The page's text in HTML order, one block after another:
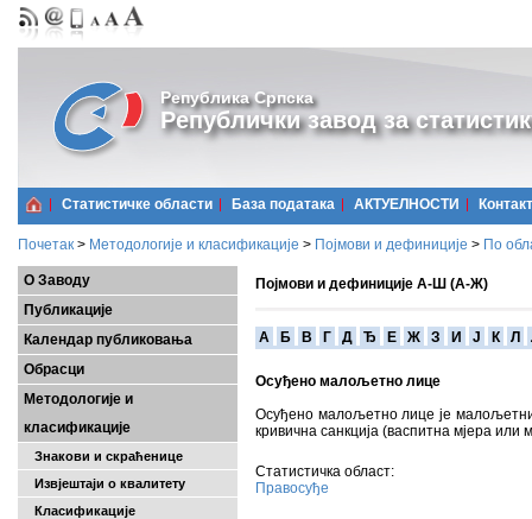
Република Српска
Републички завод за
Статистичке области Базa података АКТУЕЛНОСТИ Контакт
Почетак > Методологије и класификације > Појмови и дефиниције > По
О Заводу
Публикације
Календар публиковања
Обрасци
Методологије и
класификације
Знакови и скраћенице
Извјештаји о квалитету
Класификације
Појмови и дефиниције А-Ш (А-Ж)
A Б В Г Д Ђ Е Ж З И Ј К Л
Осуђено малољетно лице
Осуђено малољетно лице је
кривична санкција (васпитна мјера или
Статистичка област:
Правосуђе